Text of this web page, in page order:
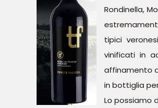
Rondinella,
tipici
vinificati in
affinamento
in bottiglia
Lo possiamo